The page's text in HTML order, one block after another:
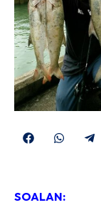
Share
Share
SOALAN: